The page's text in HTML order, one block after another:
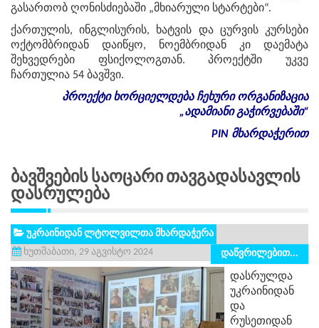
გასართობ ღონისძიებაში „მხიარული სტარტები“.
ქართულის, ინგლისურის, ხატვის და ცურვის კურსები
ოქტომბრიდან დაიწყო, ნოემბრიდან კი დაემატა
შეხვედრები ფსიქოლოგთან. პროექტში უკვე
ჩართულია 54 ბავშვი.
პროექტი ხორციელდება ჩეხური ორგანიზაცია
„ადამიანი გაჭირვებაში“
PIN მხარდაჭერით
Ბავშვების Საოცარი Თავგადასავლის
Დასრულება
უკრაინიდან ლტოლვილთა მხარდაჭერა
ხუთშაბათი, 29 აგვისტო 2024
დაწვრილებით...
დასრულდა
უკრაინიდან
და
რუსეთიდან